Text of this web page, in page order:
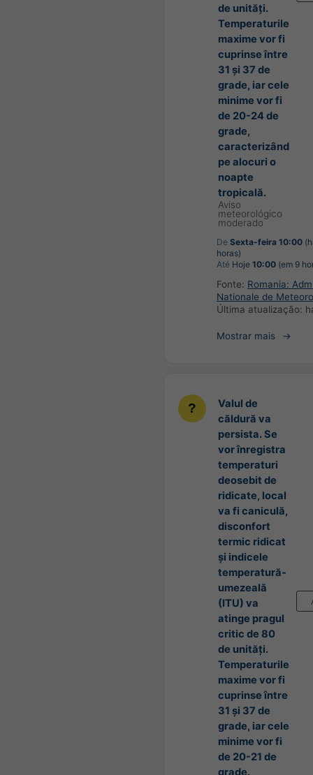
de unități.
Temperaturile
maxime vor fi
cuprinse între
31 și 37 de
grade, iar cele
minime vor fi
de 20-24 de
grade,
caracterizând
pe alocuri o
noapte
tropicală.
Aviso
meteorológico
moderado
De Sexta-feira 10:00
horas)
Até Hoje 10:00 (em 9
Fonte: Romania:
Nationale de
Última atualização:
Mostrar mais
Valul de
căldură va
persista. Se
vor înregistra
temperaturi
deosebit de
ridicate, local
va fi caniculă,
disconfort
termic ridicat
și indicele
temperatură-
umezeală
(ITU) va
atinge pragul
critic de 80
de unități.
Temperaturile
maxime vor fi
cuprinse între
31 și 37 de
grade, iar cele
minime vor fi
de 20-21 de
grade.